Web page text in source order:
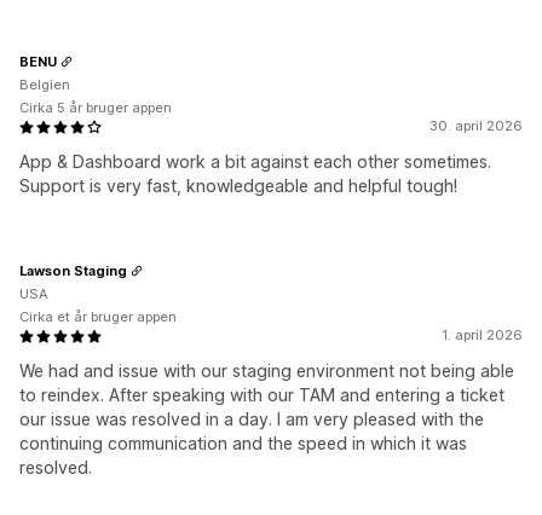
30. april 2026
App & Dashboard work a bit against each other sometimes.
Support is very fast, knowledgeable and helpful tough!
BENU
Belgien
Cirka 5 år bruger appen
1. april 2026
We had and issue with our staging environment not being able
to reindex. After speaking with our TAM and entering a ticket
our issue was resolved in a day. I am very pleased with the
continuing communication and the speed in which it was
resolved.
Lawson Staging
USA
Cirka et år bruger appen